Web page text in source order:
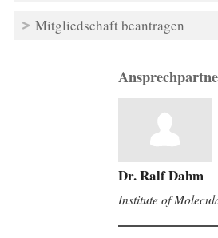
Mitgliedschaft beantragen
Dr. Ralf Dahm
Institute of